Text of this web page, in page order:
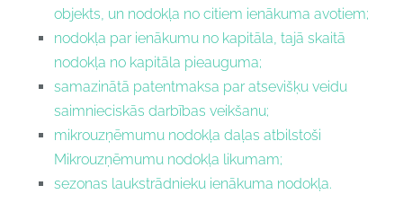
objekts, un nodokļa no citiem ienākuma avotiem;
nodokļa par ienākumu no kapitāla, tajā skaitā
nodokļa no kapitāla pieauguma;
samazinātā patentmaksa par atsevišķu veidu
saimnieciskās darbības veikšanu;
mikrouzņēmumu nodokļa daļas atbilstoši
Mikrouzņēmumu nodokļa likumam;
sezonas laukstrādnieku ienākuma nodokļa.